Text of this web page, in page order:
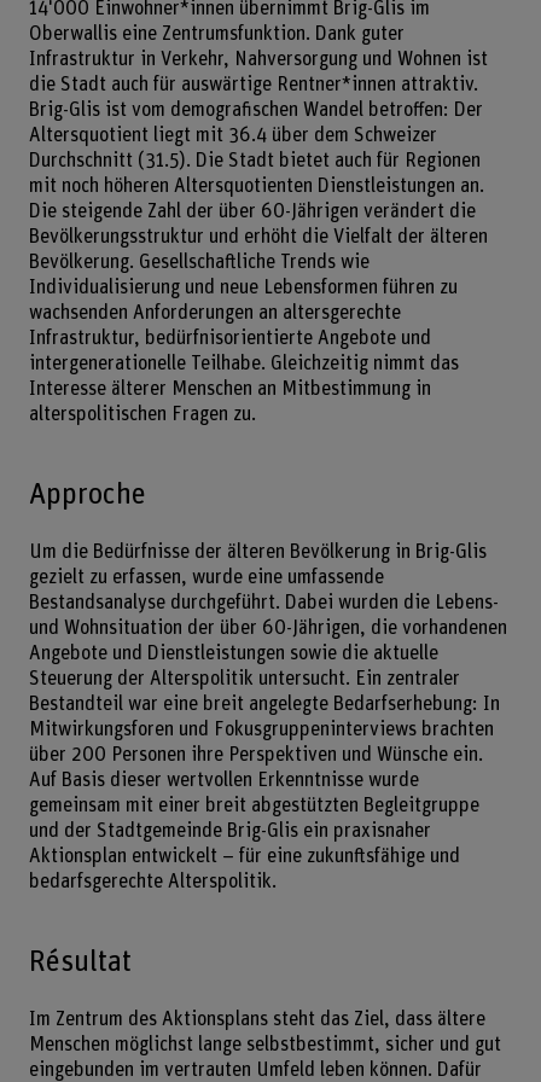
14'000 Einwohner*innen übernimmt Brig-Glis im
Oberwallis eine Zentrumsfunktion. Dank guter
Infrastruktur in Verkehr, Nahversorgung und Wohnen ist
die Stadt auch für auswärtige Rentner*innen attraktiv.
Brig-Glis ist vom demografischen Wandel betroffen: Der
Altersquotient liegt mit 36.4 über dem Schweizer
Durchschnitt (31.5). Die Stadt bietet auch für Regionen
mit noch höheren Altersquotienten Dienstleistungen an.
Die steigende Zahl der über 60-Jährigen verändert die
Bevölkerungsstruktur und erhöht die Vielfalt der älteren
Bevölkerung. Gesellschaftliche Trends wie
Individualisierung und neue Lebensformen führen zu
wachsenden Anforderungen an altersgerechte
Infrastruktur, bedürfnisorientierte Angebote und
intergenerationelle Teilhabe. Gleichzeitig nimmt das
Interesse älterer Menschen an Mitbestimmung in
alterspolitischen Fragen zu.
Approche
Um die Bedürfnisse der älteren Bevölkerung in Brig-Glis
gezielt zu erfassen, wurde eine umfassende
Bestandsanalyse durchgeführt. Dabei wurden die Lebens-
und Wohnsituation der über 60-Jährigen, die vorhandenen
Angebote und Dienstleistungen sowie die aktuelle
Steuerung der Alterspolitik untersucht. Ein zentraler
Bestandteil war eine breit angelegte Bedarfserhebung: In
Mitwirkungsforen und Fokusgruppeninterviews brachten
über 200 Personen ihre Perspektiven und Wünsche ein.
Auf Basis dieser wertvollen Erkenntnisse wurde
gemeinsam mit einer breit abgestützten Begleitgruppe
und der Stadtgemeinde Brig-Glis ein praxisnaher
Aktionsplan entwickelt – für eine zukunftsfähige und
bedarfsgerechte Alterspolitik.
Résultat
Im Zentrum des Aktionsplans steht das Ziel, dass ältere
Menschen möglichst lange selbstbestimmt, sicher und gut
eingebunden im vertrauten Umfeld leben können. Dafür